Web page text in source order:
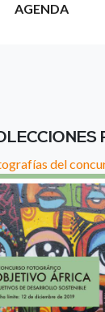
AGENDA
del